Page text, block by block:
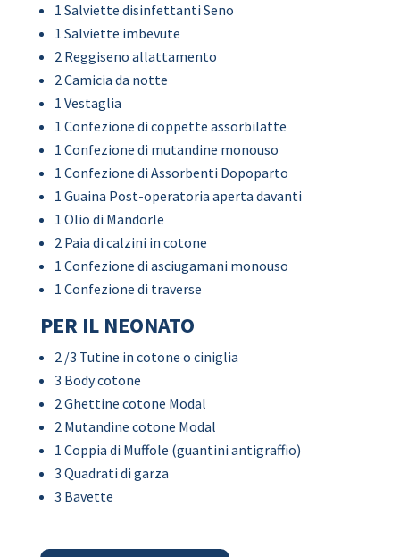
1 Salviette disinfettanti Seno
1 Salviette imbevute
2 Reggiseno allattamento
2 Camicia da notte
1 Vestaglia
1 Confezione di coppette assorbilatte
1 Confezione di mutandine monouso
1 Confezione di Assorbenti Dopoparto
1 Guaina Post-operatoria aperta davanti
1 Olio di Mandorle
2 Paia di calzini in cotone
1 Confezione di asciugamani monouso
1 Confezione di traverse
PER IL NEONATO
2 /3 Tutine in cotone o ciniglia
3 Body cotone
2 Ghettine cotone Modal
2 Mutandine cotone Modal
1 Coppia di Muffole (guantini antigraffio)
3 Quadrati di garza
3 Bavette